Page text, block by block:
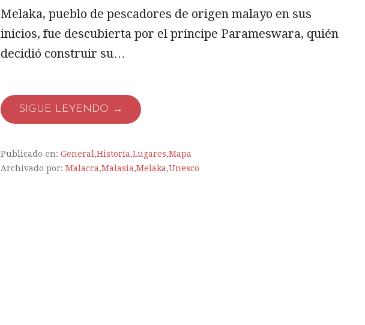
Melaka, pueblo de pescadores de origen malayo en sus
inicios, fue descubierta por el príncipe Parameswara, quién
decidió construir su…
SIGUE LEYENDO →
Publicado en: General ,Historia,Lugares,Mapa
Archivado por: Malacca,Malasia,Melaka,Unesco